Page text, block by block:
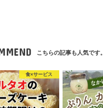
こちらの記事も人気です。
食×サービス